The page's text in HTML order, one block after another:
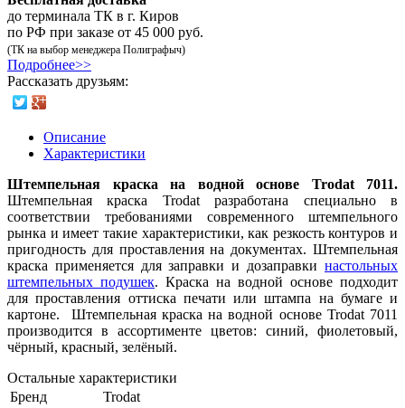
до терминала ТК в г. Киров
по РФ при заказе от 45 000 руб.
(ТК на выбор менеджера Полиграфыч)
Подробнее>>
Рассказать друзьям:
Описание
Характеристики
Штемпельная краска на водной основе Trodat 7011.
Штемпельная краска Trodat разработана специально в
соответствии требованиями современного штемпельного
рынка и имеет такие характеристики, как резкость контуров и
пригодность для проставления на документах. Штемпельная
краска применяется для заправки и дозаправки настольных
штемпельных подушек. Краска на водной основе подходит
для проставления оттиска печати или штампа на бумаге и
картоне. Штемпельная краска на водной основе Trodat 7011
производится в ассортименте цветов: синий, фиолетовый,
чёрный, красный, зелёный.
Остальные характеристики
Бренд
Trodat